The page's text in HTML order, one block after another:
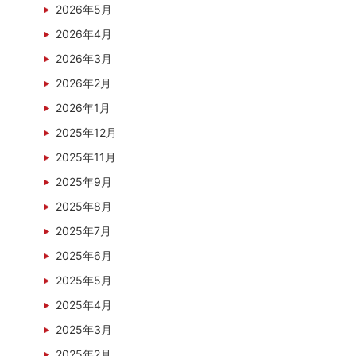
2026年5月
2026年4月
2026年3月
2026年2月
2026年1月
2025年12月
2025年11月
2025年9月
2025年8月
2025年7月
2025年6月
2025年5月
2025年4月
2025年3月